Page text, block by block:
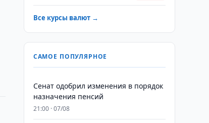
Все курсы валют →
САМОЕ ПОПУЛЯРНОЕ
Сенат одобрил изменения в порядок
назначения пенсий
21:00 · 07/08